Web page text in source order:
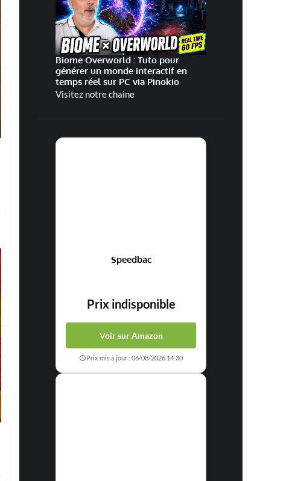
Biome Overworld : Tuto pour
générer un monde interactif en
temps réel sur PC via Pinokio
Visitez notre chaine
Speedbac
Prix indisponible
Voir sur Amazon
Prix mis à jour : 06/08/2026 14:30